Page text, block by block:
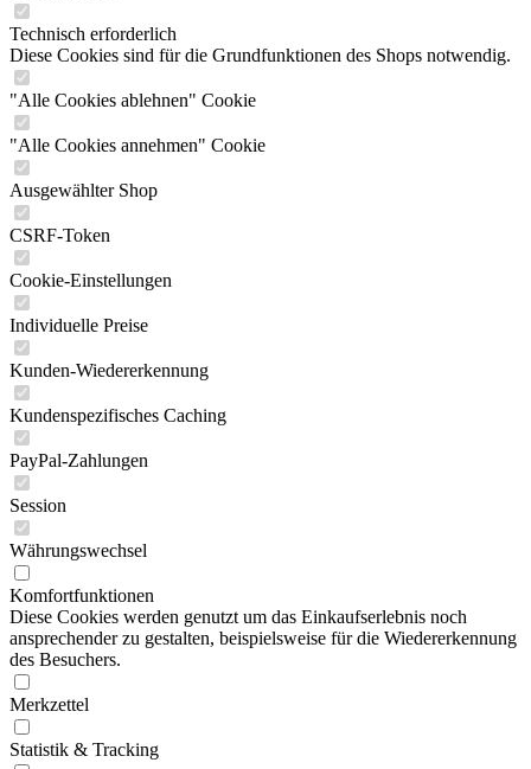
Technisch erforderlich
Diese Cookies sind für die Grundfunktionen des Shops notwendig.
"Alle Cookies ablehnen" Cookie
"Alle Cookies annehmen" Cookie
Ausgewählter Shop
CSRF-Token
Cookie-Einstellungen
Individuelle Preise
Kunden-Wiedererkennung
Kundenspezifisches Caching
PayPal-Zahlungen
Session
Währungswechsel
Komfortfunktionen
Diese Cookies werden genutzt um das Einkaufserlebnis noch
ansprechender zu gestalten, beispielsweise für die Wiedererkennung
des Besuchers.
Merkzettel
Statistik & Tracking